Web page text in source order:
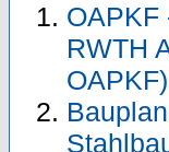
OAPKF
RWTH
OAPKF)